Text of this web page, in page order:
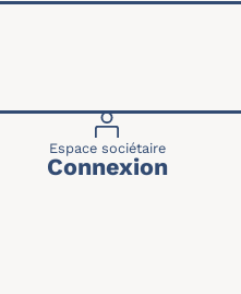
Menu du
Espace sociétaire
Connexion